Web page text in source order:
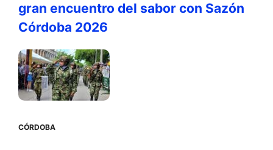
gran encuentro del sabor con Sazón
Córdoba 2026
CÓRDOBA